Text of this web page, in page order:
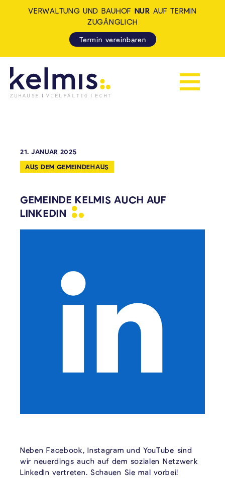
Navigation
VERWALTUNG UND BAUHOF NUR AUF TERMIN
ZUGÄNGLICH
Termin vereinbaren
21. JANUAR 2025
AUS DEM GEMEINDEHAUS
GEMEINDE KELMIS AUCH AUF
LINKEDIN
Neben Facebook, Instagram und YouTube sind
wir neuerdings auch auf dem sozialen Netzwerk
LinkedIn vertreten. Schauen Sie mal vorbei!